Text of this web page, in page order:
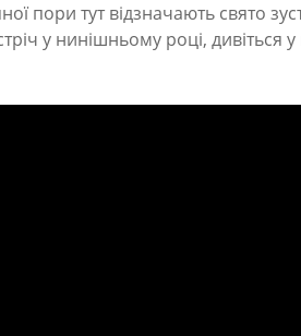
пори тут відзначають свято
у нинішньому році, дивіться у